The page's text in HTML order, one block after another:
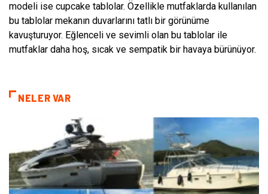
modeli ise cupcake tablolar. Özellikle mutfaklarda kullanılan
bu tablolar mekanın duvarlarını tatlı bir görünüme
kavuşturuyor. Eğlenceli ve sevimli olan bu tablolar ile
mutfaklar daha hoş, sıcak ve sempatik bir havaya bürünüyor.
NELER VAR